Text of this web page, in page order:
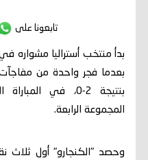
تابعونا على
بعدما فجر واحدة من مفاجآت
بنتيجة 2-0، في
المجموعة الرابعة.
وحصد "الكنجارو" أول ثلاث